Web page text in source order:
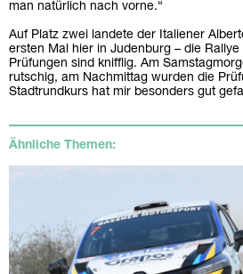
man natürlich nach vorne.“
Auf Platz zwei landete der Italiener
ersten Mal hier in Judenburg – die
Prüfungen sind knifflig. Am
rutschig, am Nachmittag wurden die
Stadtrundkurs hat mir besonders gut
Ähnliche Themen: